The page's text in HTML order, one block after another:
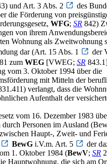
und Art. 3 Abs. 2
des
die Förderung von
WFG; SR 842)
von ihrem
Wohnung als Zweitwohnung
dar (Art. 15 Abs. 1
der
zum WEG [VWEG; SR
vom 3. Oktober 1994 über die
mit Mitteln der
verlangt, dass die
Aufenthalt der
vom 16. Dezember 1983
durch Personen im Ausland
Haupt-, Zweit- und
BewG i.V.m. Art. 5
der
1. Oktober 1984 (BewV; SR
Hauptwohnung, die sich am